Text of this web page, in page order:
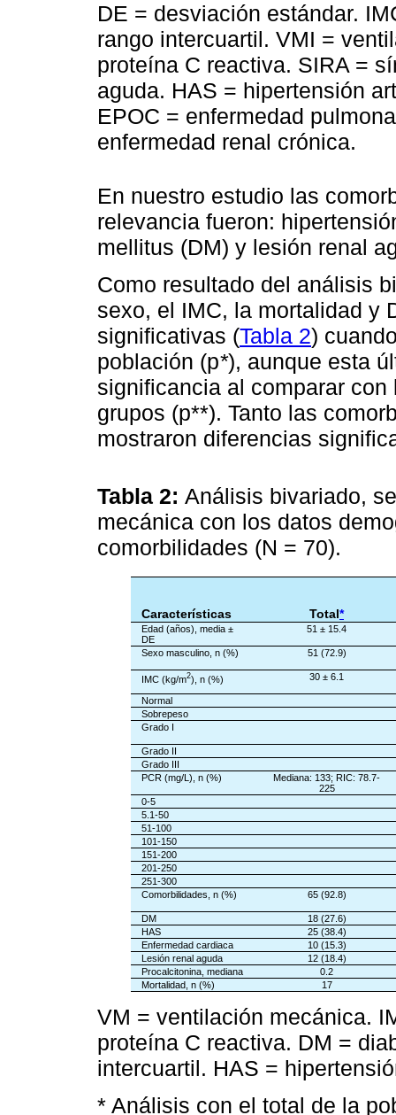
DE = desviación estándar.
rango intercuartil. VMI =
proteína C reactiva. SIRA =
aguda. HAS = hipertensión
EPOC = enfermedad
enfermedad renal crónica.
En nuestro estudio las
relevancia fueron:
mellitus (DM) y lesión renal
Como resultado del análisis
sexo, el IMC, la mortalidad y
significativas (Tabla 2)
población (p*), aunque esta
significancia al comparar
grupos (p**). Tanto las
mostraron diferencias
Tabla 2: Análisis bivariado,
mecánica con los datos
comorbilidades (N = 70).
Características Total *
Edad (años), media ±
DE
51 ± 15.4
Sexo masculino, n (%) 51 (72.9)
IMC (kg/m2), n (%) 30 ± 6.1
Normal
Sobrepeso
Grado I
Grado II
Grado III
PCR (mg/L), n (%)
Mediana: 133; RIC: 78.7-
225
0-5
5.1-50
51-100
101-150
151-200
201-250
251-300
Comorbilidades, n (%)
65 (92.8)
DM
18 (27.6)
HAS
25 (38.4)
Enfermedad cardiaca
10 (15.3)
Lesión renal aguda
12 (18.4)
Procalcitonina, mediana
0.2
Mortalidad, n (%)
17
VM = ventilación mecánica.
proteína C reactiva. DM =
intercuartil. HAS =
* Análisis con el total de la